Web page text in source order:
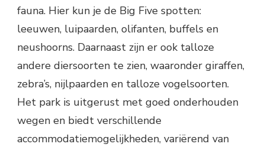
fauna. Hier kun je de Big Five spotten:
leeuwen, luipaarden, olifanten, buffels en
neushoorns. Daarnaast zijn er ook talloze
andere diersoorten te zien, waaronder giraffen,
zebra’s, nijlpaarden en talloze vogelsoorten.
Het park is uitgerust met goed onderhouden
wegen en biedt verschillende
accommodatiemogelijkheden, variërend van